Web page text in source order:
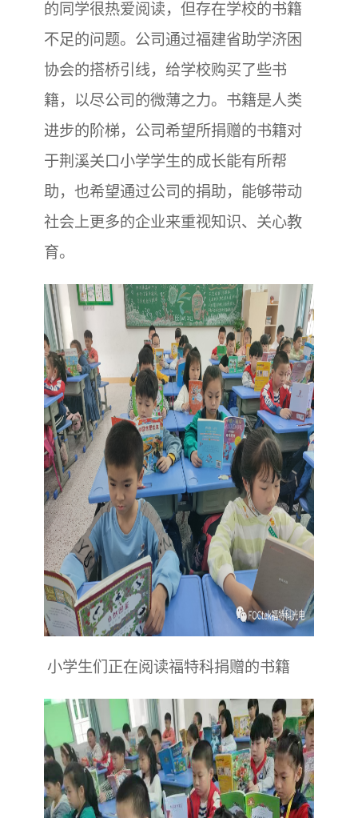
的同学很热爱阅读，但存在学校的书籍
不足的问题。公司通过福建省助学济困
协会的搭桥引线，给学校购买了些书
籍，以尽公司的微薄之力。书籍是人类
进步的阶梯，公司希望所捐赠的书籍对
于荆溪关口小学学生的成长能有所帮
助，也希望通过公司的捐助，能够带动
社会上更多的企业来重视知识、关心教
育。
小学生们正在阅读福特科捐赠的书籍